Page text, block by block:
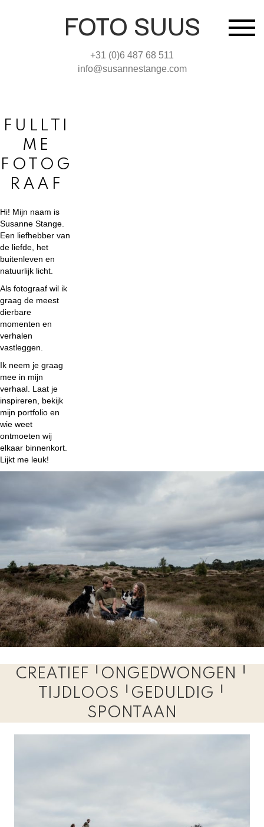
FOTO SUUS
+31 (0)6 487 68 511
info@susannestange.com
FULLTI
ME
FOTOG
RAAF
Hi! Mijn naam is
Susanne Stange.
Een liefhebber van
de liefde, het
buitenleven en
natuurlijk licht.
Als fotograaf wil ik
graag de meest
dierbare
momenten en
verhalen
vastleggen.
Ik neem je graag
mee in mijn
verhaal. Laat je
inspireren, bekijk
mijn portfolio en
wie weet
ontmoeten wij
elkaar binnenkort.
Lijkt me leuk!
CREATIEF ╵ONGEDWONGEN ╵
TIJDLOOS ╵GEDULDIG ╵
SPONTAAN